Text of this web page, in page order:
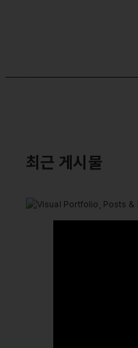
최근 게시물